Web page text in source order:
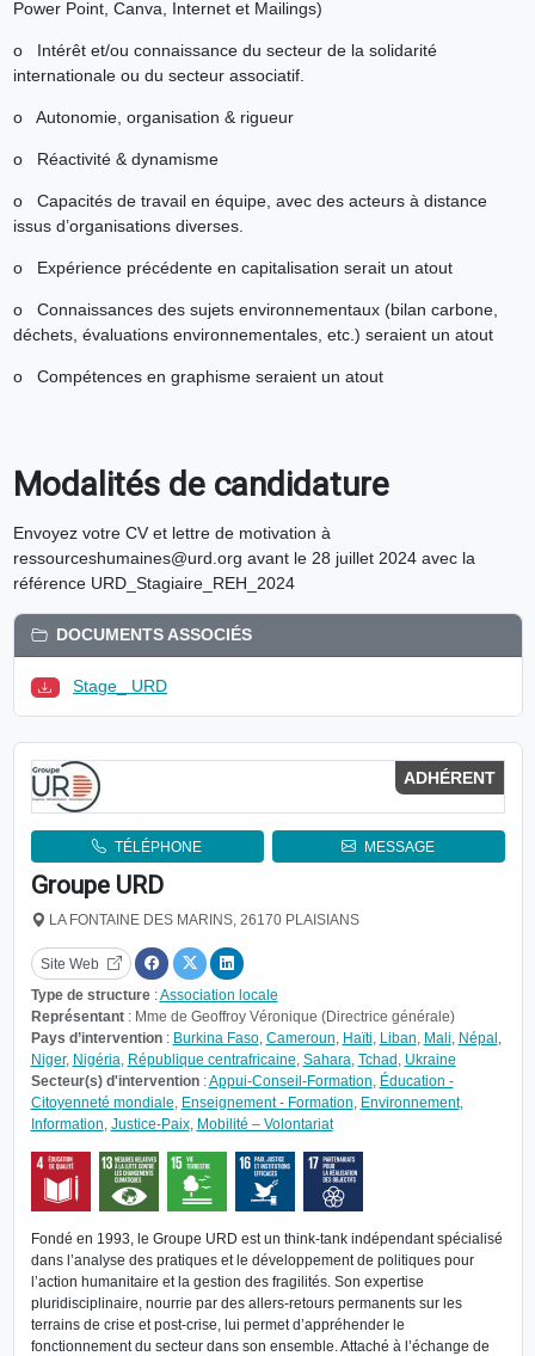
Power Point, Canva, Internet et Mailings)
o Intérêt et/ou connaissance du secteur de la solidarité
internationale ou du secteur associatif.
o Autonomie, organisation & rigueur
o Réactivité & dynamisme
o Capacités de travail en équipe, avec des acteurs à distance
issus d’organisations diverses.
o Expérience précédente en capitalisation serait un atout
o Connaissances des sujets environnementaux (bilan carbone,
déchets, évaluations environnementales, etc.) seraient un atout
o Compétences en graphisme seraient un atout
Modalités de candidature
Envoyez votre CV et lettre de motivation à
ressourceshumaines@urd.org avant le 28 juillet 2024 avec la
référence URD_Stagiaire_REH_2024
DOCUMENTS ASSOCIÉS
Stage_ URD
ADHÉRENT
TÉLÉPHONE MESSAGE
Groupe URD
LA FONTAINE DES MARINS, 26170 PLAISIANS
Site Web
Type de structure:Association locale
Représentant: Mme de Geoffroy Véronique (Directrice générale)
Pays d’intervention: Burkina Faso, Cameroun, Haïti, Liban, Mali, Népal,
Niger, Nigéria, République centrafricaine, Sahara, Tchad, Ukraine
Secteur(s) d'intervention:Appui-Conseil-Formation, Éducation -
Citoyenneté mondiale, Enseignement - Formation, Environnement,
Information, Justice-Paix, Mobilité – Volontariat
Fondé en 1993, le Groupe URD est un think-tank indépendant spécialisé
dans l’analyse des pratiques et le développement de politiques pour
l’action humanitaire et la gestion des fragilités. Son expertise
pluridisciplinaire, nourrie par des allers-retours permanents sur les
terrains de crise et post-crise, lui permet d’appréhender le
fonctionnement du secteur dans son ensemble. Attaché à l’échange de